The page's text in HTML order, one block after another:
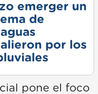
emerger un
de
por los
pone el foco